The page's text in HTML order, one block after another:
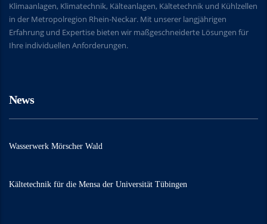
Klimaanlagen, Klimatechnik, Kälteanlagen, Kältetechnik und Kühlzellen
in der Metropolregion Rhein-Neckar. Mit unserer langjährigen
Erfahrung und Expertise bieten wir maßgeschneiderte Lösungen für
Ihre individuellen Anforderungen.
News
Wasserwerk Mörscher Wald
Kältetechnik für die Mensa der Universität Tübingen